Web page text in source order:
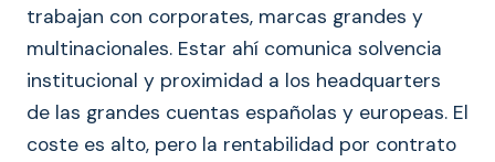
trabajan con corporates, marcas grandes y
multinacionales. Estar ahí comunica solvencia
institucional y proximidad a los headquarters
de las grandes cuentas españolas y europeas. El
coste es alto, pero la rentabilidad por contrato